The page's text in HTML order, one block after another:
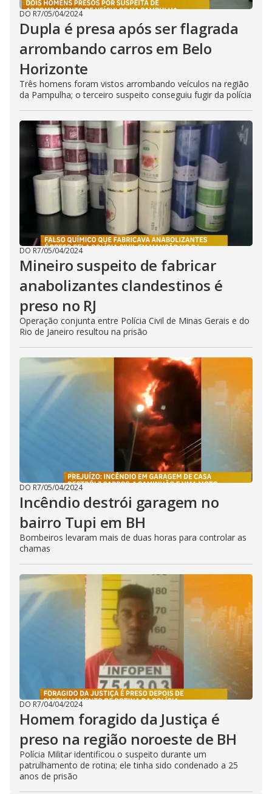
DO R7/05/04/2024
Dupla é presa após ser flagrada
arrombando carros em Belo
Horizonte
Três homens foram vistos arrombando veículos na região
da Pampulha; o terceiro suspeito conseguiu fugir da polícia
DO R7/05/04/2024
Mineiro suspeito de fabricar
anabolizantes clandestinos é
preso no RJ
Operação conjunta entre Polícia Civil de Minas Gerais e do
Rio de Janeiro resultou na prisão
DO R7/05/04/2024
Incêndio destrói garagem no
bairro Tupi em BH
Bombeiros levaram mais de duas horas para controlar as
chamas
DO R7/04/04/2024
Homem foragido da Justiça é
preso na região noroeste de BH
Polícia Militar identificou o suspeito durante um
patrulhamento de rotina; ele tinha sido condenado a 25
anos de prisão